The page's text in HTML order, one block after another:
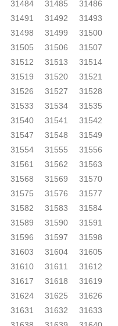
31484 31485
31486
31491 31492
31493
31498 31499
31500
31505 31506
31507
31512 31513
31514
31519 31520
31521
31526 31527
31528
31533 31534
31535
31540 31541
31542
31547 31548
31549
31554 31555
31556
31561 31562
31563
31568 31569
31570
31575 31576
31577
31582 31583
31584
31589 31590
31591
31596 31597
31598
31603 31604
31605
31610 31611
31612
31617 31618
31619
31624 31625
31626
31631 31632
31633